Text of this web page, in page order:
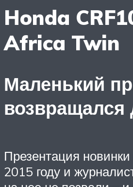
Honda
Africa Twin
Маленький
возвращался
Презентация
2015 году и